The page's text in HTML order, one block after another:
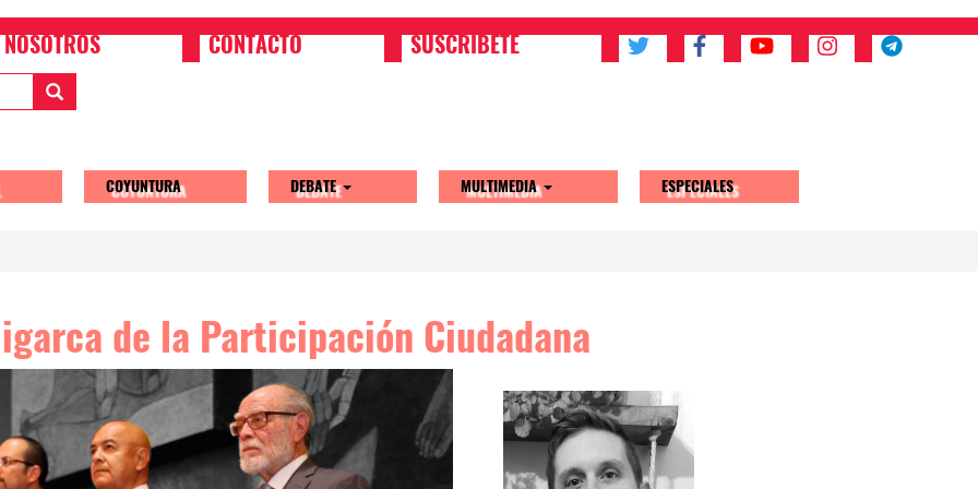
NOSOTROS CONTACTO SUSCRIBETE
COYUNTURA DEBATE MULTIMEDIA ESPECIALES
de la Participación Ciudadana